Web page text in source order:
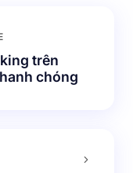
trên
chóng